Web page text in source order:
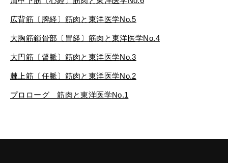
広背筋〔脾経〕筋肉と東洋医学No.5
大胸筋鎖骨部〔胃経〕筋肉と東洋医学No.4
大円筋〔督脈〕筋肉と東洋医学No.3
棘上筋〔任脈〕筋肉と東洋医学No.2
プロローグ 筋肉と東洋医学No.1